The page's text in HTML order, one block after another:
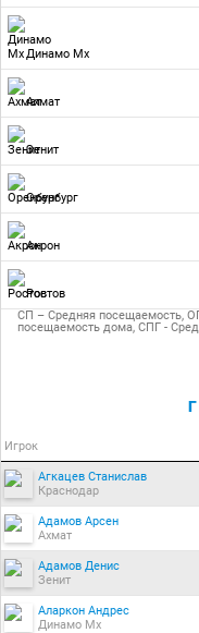
Динамо Мх
Ахмат
Зенит
Оренбург
Акрон
Ростов
СП – Средняя посещаемость,
посещаемость дома, СПГ -
Игрок
Агкацев Станислав
Краснодар
Адамов Арсен
Ахмат
Адамов Денис
Зенит
Аларкон Андрес
Динамо Мх